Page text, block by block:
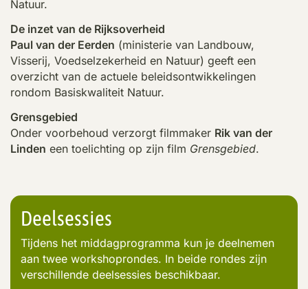
Natuur.
De inzet van de Rijksoverheid
Paul van der Eerden (ministerie van Landbouw,
Visserij, Voedselzekerheid en Natuur) geeft een
overzicht van de actuele beleidsontwikkelingen
rondom Basiskwaliteit Natuur.
Grensgebied
Onder voorbehoud verzorgt filmmaker Rik van der
Linden een toelichting op zijn film Grensgebied.
Deelsessies
Tijdens het middagprogramma kun je deelnemen
aan twee workshoprondes. In beide rondes zijn
verschillende deelsessies beschikbaar.